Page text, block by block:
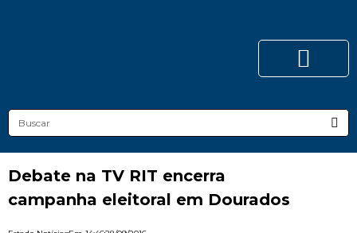
Debate na TV RIT encerra
campanha eleitoral em Dourados